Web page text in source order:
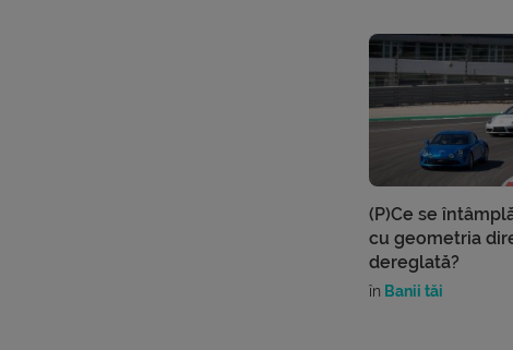
(P)Ce se
cu geometria
dereglată?
în Banii tăi